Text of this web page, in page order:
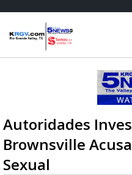
Autoridades
Brownsville
Sexual